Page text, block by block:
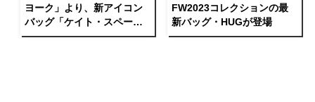
ヨーク」より、新アイコン
バッグ「ケイト・スペード
ダコタ」が発売
FW2023コレクションの最
新バッグ・HUGが登場